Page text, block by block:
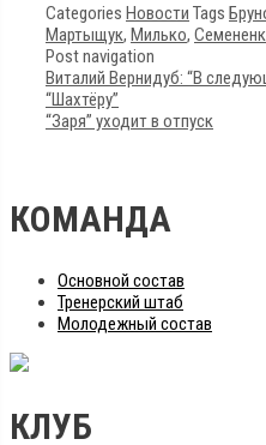
Categories Новости Tags
Мартыщук, Милько,
Post navigation
Виталий Вернидуб: “В
“Шахтёру”
“Заря” уходит в отпуск
КОМАНДА
Основной состав
Тренерский штаб
Молодежный состав
КЛУБ